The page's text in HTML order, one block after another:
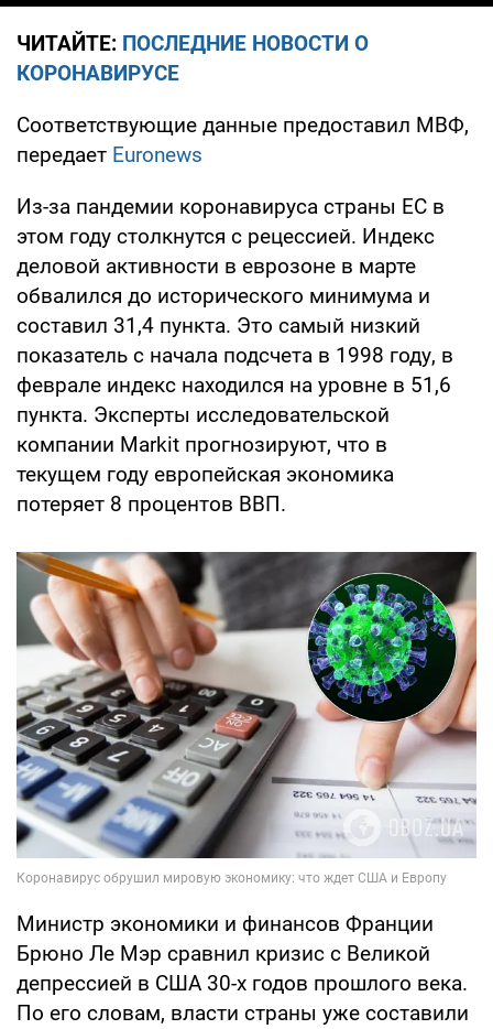
ЧИТАЙТЕ: ПОСЛЕДНИЕ НОВОСТИ О
КОРОНАВИРУСЕ
Соответствующие данные предоставил МВФ,
передает Euronews
Из-за пандемии коронавируса страны ЕС в
этом году столкнутся с рецессией. Индекс
деловой активности в еврозоне в марте
обвалился до исторического минимума и
составил 31,4 пункта. Это самый низкий
показатель с начала подсчета в 1998 году, в
феврале индекс находился на уровне в 51,6
пункта. Эксперты исследовательской
компании Markit прогнозируют, что в
текущем году европейская экономика
потеряет 8 процентов ВВП.
Министр экономики и финансов Франции
Брюно Ле Мэр сравнил кризис с Великой
депрессией в США 30-х годов прошлого века.
По его словам, власти страны уже составили